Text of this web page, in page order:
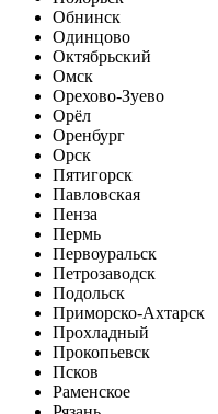
Обнинск
Одинцово
Октябрьский
Омск
Орехово-Зуево
Орёл
Оренбург
Орск
Пятигорск
Павловская
Пенза
Пермь
Первоуральск
Петрозаводск
Подольск
Приморско-Ахтарск
Прохладный
Прокопьевск
Псков
Раменское